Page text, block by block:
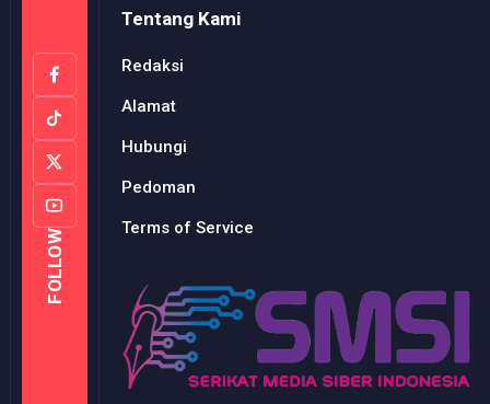
FOLLOW
Tentang Kami
Redaksi
Alamat
Hubungi
Pedoman
Terms of Service